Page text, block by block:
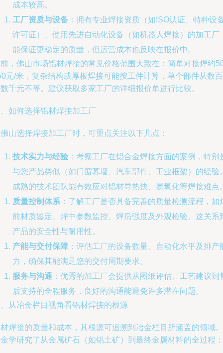
成本较高。
工厂资质与设备 ：拥有专业焊接资质（如ISO认证、特种设
许可证）、使用先进自动化设备（如机器人焊接）的加工厂
能保证更稳定的质量，但运营成本也反映在报价中。
，佛山市场铝材焊接的常见价格范围大致在：简单对接焊约
元/米，复杂结构或厚板焊接可能按工件计算，单个部件从数百
千元不等。建议获取多家工厂的详细报价单进行比较。
如何选择铝材焊接加工厂
山选择焊接加工厂时，可重点关注以下几点：
技术实力与经验 ：考察工厂在铝合金焊接方面的案例，特别
与您产品类似（如门窗幕墙、汽车部件、工业框架）的经验
成熟的技术团队能有效应对铝材导热快、易氧化等焊接难点
质量控制体系 ：了解工厂是否具备完善的质量检测流程，如
前材质鉴定、焊中参数监控、焊后强度及外观检验。这关系
产品的安全性与耐用性。
产能与交付保障 ：评估工厂的设备数量、自动化水平及排产
力，确保其能满足您的交付周期要求。
服务与沟通 ：优秀的加工厂会提供从图纸评估、工艺建议到
后支持的全程服务，良好的沟通能避免许多潜在问题。
从冶金栏目视角看铝材焊接的根源
焊接的质量和成本，其根源可追溯到冶金栏目所涵盖的领域。
学研究了从金属矿石（如铝土矿）到最终金属材料的全过程：